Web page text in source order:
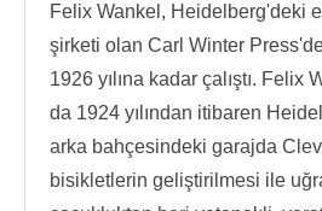
Felix Wankel, Heidelberg'deki
şirketi olan Carl Winter
1926 yılına kadar çalıştı. Felix
da 1924 yılından itibaren
arka bahçesindeki garajda
bisikletlerin geliştirilmesi ile